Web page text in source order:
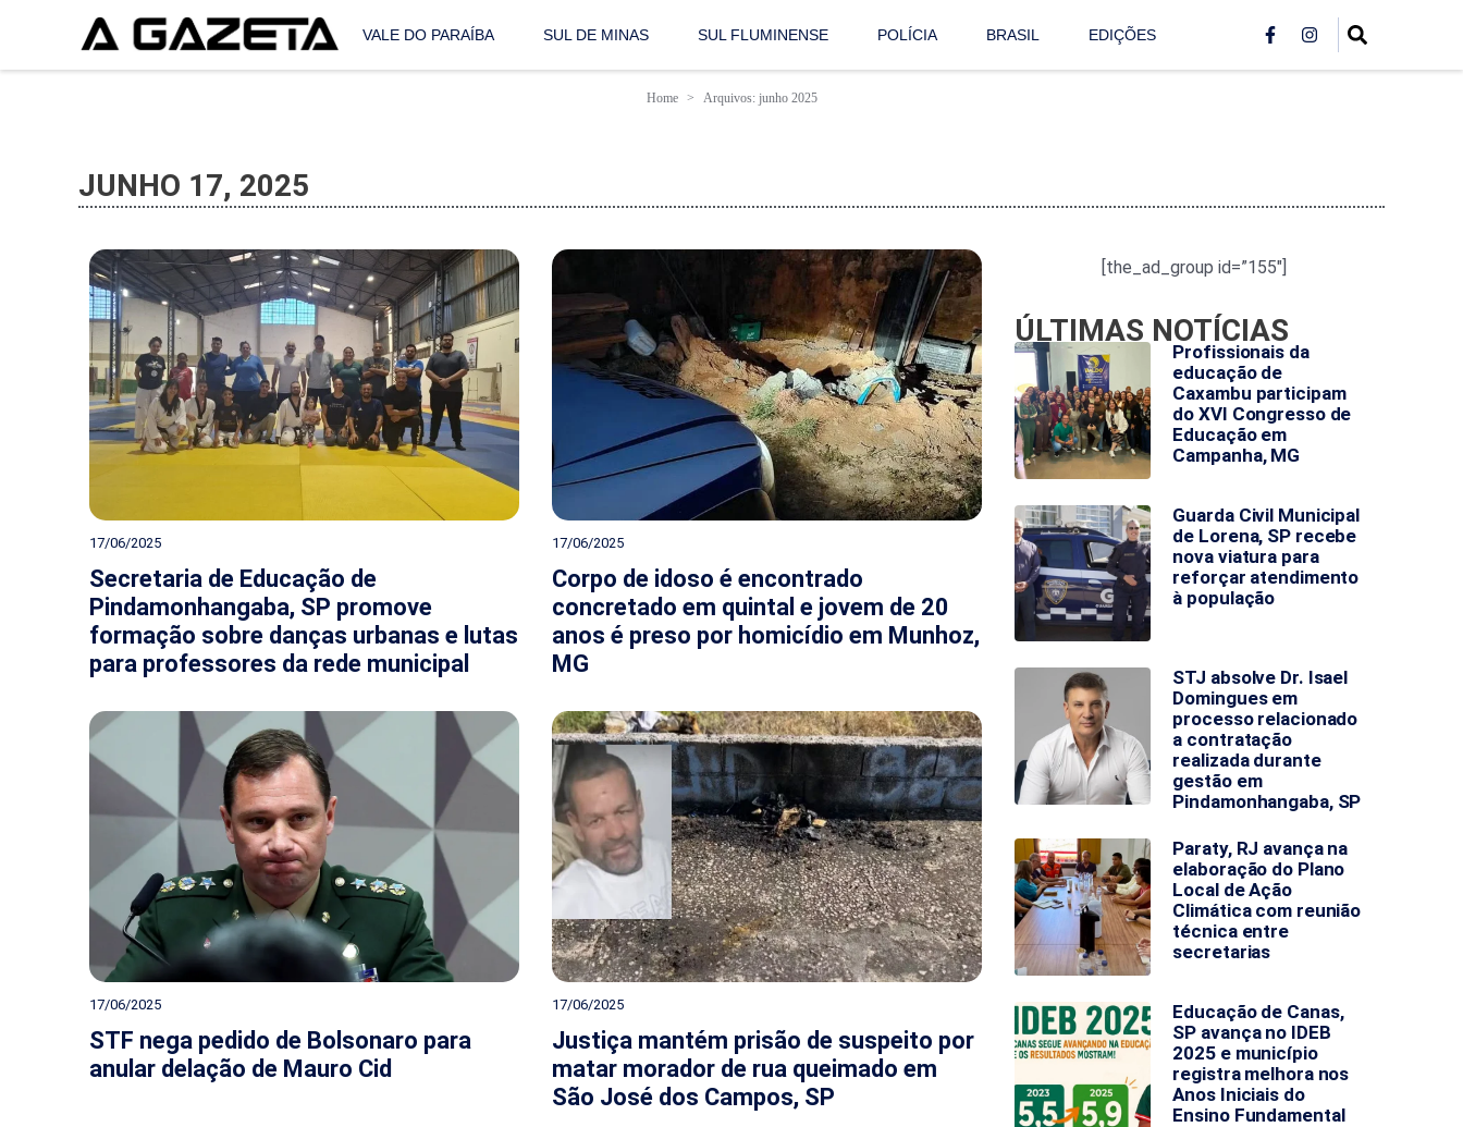
VALE DO PARAÍBA SUL DE MINAS SUL FLUMINENSE POLÍCIA BRASIL EDIÇÕES
Home Arquivos: junho 2025
JUNHO 17, 2025
17/06/2025
Secretaria de Educação de
Pindamonhangaba, SP promove
formação sobre danças urbanas e lutas
para professores da rede municipal
17/06/2025
Corpo de idoso é encontrado
concretado em quintal e jovem de 20
anos é preso por homicídio em Munhoz,
MG
17/06/2025
STF nega pedido de Bolsonaro para
anular delação de Mauro Cid
17/06/2025
Justiça mantém prisão de suspeito por
matar morador de rua queimado em
São José dos Campos, SP
[the_ad_group id=”155″]
ÚLTIMAS NOTÍCIAS
Profissionais da
educação de
Caxambu participam
do XVI Congresso de
Educação em
Campanha, MG
Guarda Civil Municipal
de Lorena, SP recebe
nova viatura para
reforçar atendimento
à população
STJ absolve Dr. Isael
Domingues em
processo relacionado
a contratação
realizada durante
gestão em
Pindamonhangaba, SP
Paraty, RJ avança na
elaboração do Plano
Local de Ação
Climática com reunião
técnica entre
secretarias
Educação de Canas,
SP avança no IDEB
2025 e município
registra melhora nos
Anos Iniciais do
Ensino Fundamental